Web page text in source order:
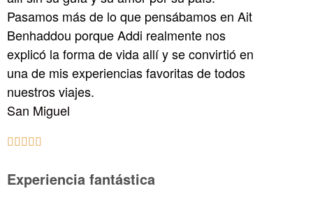
Pasamos más de lo que pensábamos en Ait
Benhaddou porque Addi realmente nos
explicó la forma de vida allí y se convirtió en
una de mis experiencias favoritas de todos
nuestros viajes.
San Miguel
    
Experiencia fantástica